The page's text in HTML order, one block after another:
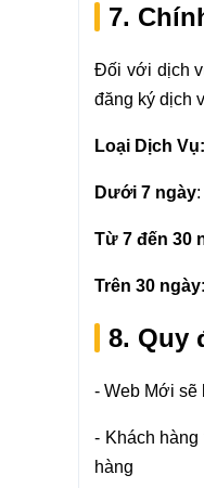
7.
Đối với dịch
đăng ký dịch
Loại Dịch Vụ:
Dưới 7 ngày
Từ 7 đến 30
Trên 30 ngày
8. Quy
- Web Mới sẽ
- Khách
hàng